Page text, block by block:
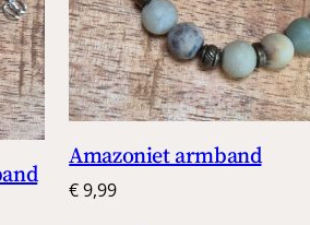
Amazoniet armband
€9,99